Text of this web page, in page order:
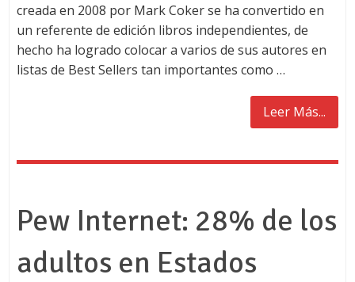
creada en 2008 por Mark Coker se ha convertido en
un referente de edición libros independientes, de
hecho ha logrado colocar a varios de sus autores en
listas de Best Sellers tan importantes como …
Leer Más...
Pew Internet: 28% de los
adultos en Estados